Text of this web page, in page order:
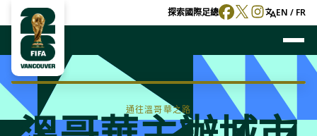
探索國際足總 EN / FR
通往溫哥華之路